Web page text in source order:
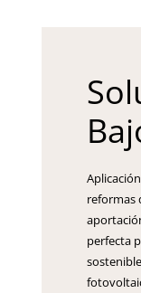
reformas
perfecta